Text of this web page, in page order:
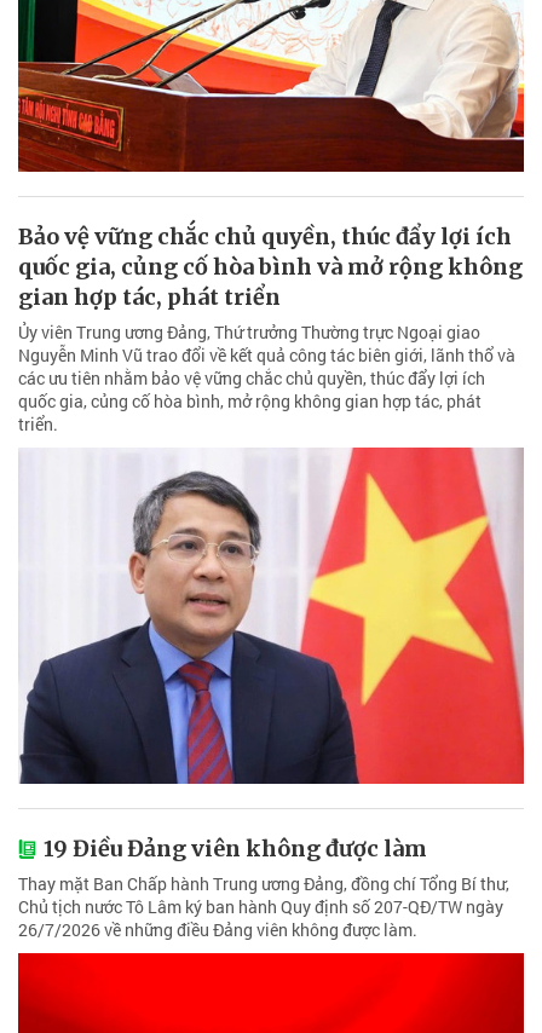
Bảo vệ vững chắc chủ quyền, thúc đẩy lợi ích
quốc gia, củng cố hòa bình và mở rộng không
gian hợp tác, phát triển
Ủy viên Trung ương Đảng, Thứ trưởng Thường trực Ngoại giao
Nguyễn Minh Vũ trao đổi về kết quả công tác biên giới, lãnh thổ và
các ưu tiên nhằm bảo vệ vững chắc chủ quyền, thúc đẩy lợi ích
quốc gia, củng cố hòa bình, mở rộng không gian hợp tác, phát
triển.
19 Điều Đảng viên không được làm
Thay mặt Ban Chấp hành Trung ương Đảng, đồng chí Tổng Bí thư,
Chủ tịch nước Tô Lâm ký ban hành Quy định số 207-QĐ/TW ngày
26/7/2026 về những điều Đảng viên không được làm.